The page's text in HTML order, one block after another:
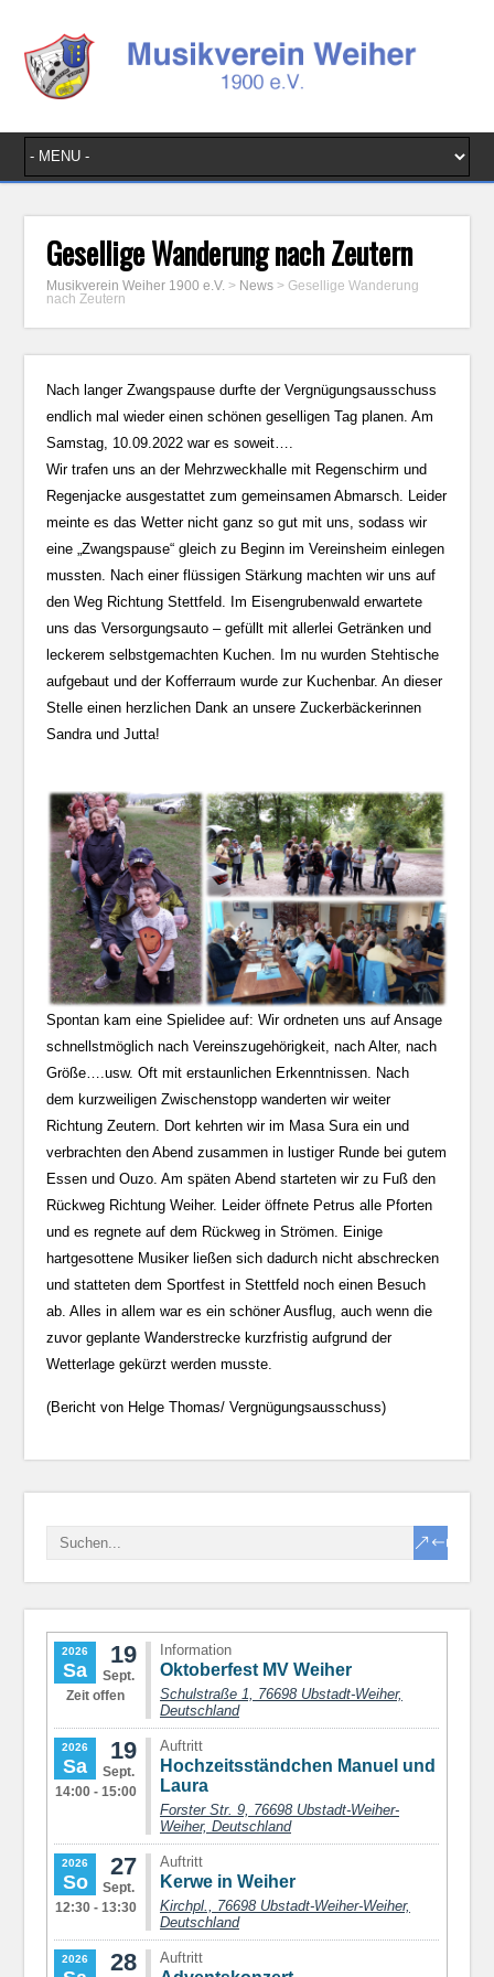
Gesellige Wanderung nach Zeutern
Musikverein Weiher 1900 e.V. > News >Gesellige Wanderung
nach Zeutern
Nach langer Zwangspause durfte der Vergnügungsausschuss
endlich mal wieder einen schönen geselligen Tag planen. Am
Samstag, 10.09.2022 war es soweit….
Wir trafen uns an der Mehrzweckhalle mit Regenschirm und
Regenjacke ausgestattet zum gemeinsamen Abmarsch. Leider
meinte es das Wetter nicht ganz so gut mit uns, sodass wir
eine „Zwangspause“ gleich zu Beginn im Vereinsheim einlegen
mussten. Nach einer flüssigen Stärkung machten wir uns auf
den Weg Richtung Stettfeld. Im Eisengrubenwald erwartete
uns das Versorgungsauto – gefüllt mit allerlei Getränken und
leckerem selbstgemachten Kuchen. Im nu wurden Stehtische
aufgebaut und der Kofferraum wurde zur Kuchenbar. An dieser
Stelle einen herzlichen Dank an unsere Zuckerbäckerinnen
Sandra und Jutta!
Spontan kam eine Spielidee auf: Wir ordneten uns auf Ansage
schnellstmöglich nach Vereinszugehörigkeit, nach Alter, nach
Größe….usw. Oft mit erstaunlichen Erkenntnissen. Nach
dem kurzweiligen Zwischenstopp wanderten wir weiter
Richtung Zeutern. Dort kehrten wir im Masa Sura ein und
verbrachten den Abend zusammen in lustiger Runde bei gutem
Essen und Ouzo. Am späten Abend starteten wir zu Fuß den
Rückweg Richtung Weiher. Leider öffnete Petrus alle Pforten
und es regnete auf dem Rückweg in Strömen. Einige
hartgesottene Musiker ließen sich dadurch nicht abschrecken
und statteten dem Sportfest in Stettfeld noch einen Besuch
ab. Alles in allem war es ein schöner Ausflug, auch wenn die
zuvor geplante Wanderstrecke kurzfristig aufgrund der
Wetterlage gekürzt werden musste.
(Bericht von Helge Thomas/ Vergnügungsausschuss)